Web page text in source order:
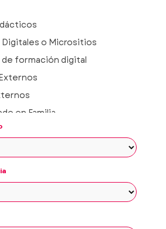
o Micrositios
formación digital
en Familia
Temáticas
educación básica